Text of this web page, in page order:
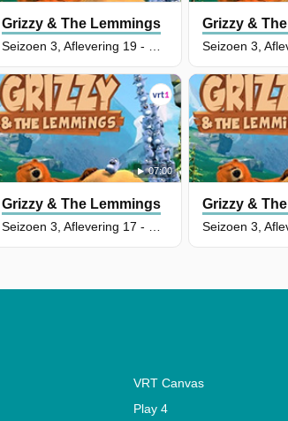
Grizzy & The Lemmings Grizzy &
07:00
Grizzy & The Lemmings Grizzy &
VRT Canvas
Play 4